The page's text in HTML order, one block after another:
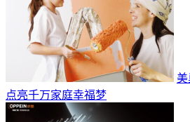
美
点亮千万家庭幸福梦